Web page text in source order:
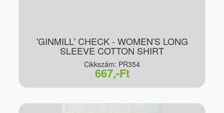
'GINMILL' CHECK - WOMEN'S LONG
SLEEVE COTTON SHIRT
Cikkszám: PR354
667,-Ft